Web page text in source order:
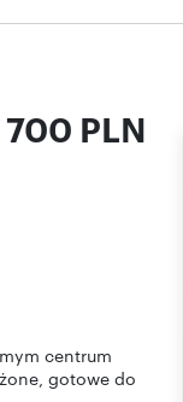
700 PLN
centrum
gotowe do